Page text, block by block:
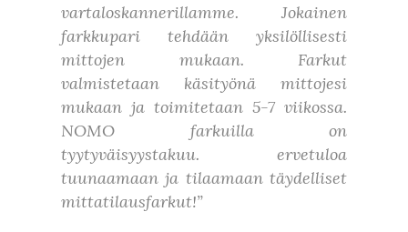
vartaloskannerillamme. Jokainen
farkkupari tehdään yksilöllisesti
mittojen mukaan. Farkut
valmistetaan käsityönä mittojesi
mukaan ja toimitetaan 5-7 viikossa.
NOMO farkuilla on
tyytyväisyystakuu. ervetuloa
tuunaamaan ja tilaamaan täydelliset
mittatilausfarkut!”